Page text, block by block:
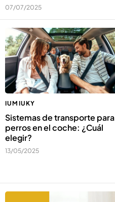
07/07/2025
IUMIUKY
Sistemas de transporte para
perros en el coche: ¿Cuál
elegir?
13/05/2025